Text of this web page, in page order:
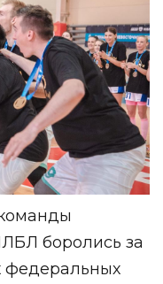
боролись за
федеральных